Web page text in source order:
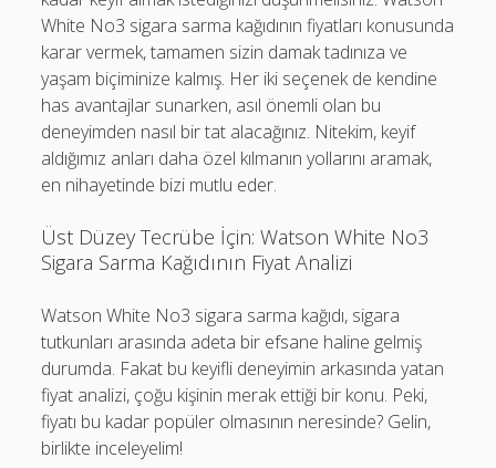
White No3 sigara sarma kağıdının fiyatları konusunda
karar vermek, tamamen sizin damak tadınıza ve
yaşam biçiminize kalmış. Her iki seçenek de kendine
has avantajlar sunarken, asıl önemli olan bu
deneyimden nasıl bir tat alacağınız. Nitekim, keyif
aldığımız anları daha özel kılmanın yollarını aramak,
en nihayetinde bizi mutlu eder.
Üst Düzey Tecrübe İçin: Watson White No3
Sigara Sarma Kağıdının Fiyat Analizi
Watson White No3 sigara sarma kağıdı, sigara
tutkunları arasında adeta bir efsane haline gelmiş
durumda. Fakat bu keyifli deneyimin arkasında yatan
fiyat analizi, çoğu kişinin merak ettiği bir konu. Peki,
fiyatı bu kadar popüler olmasının neresinde? Gelin,
birlikte inceleyelim!